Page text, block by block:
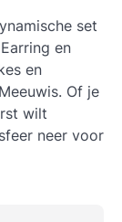
set
en
en
Of je
wilt
neer voor